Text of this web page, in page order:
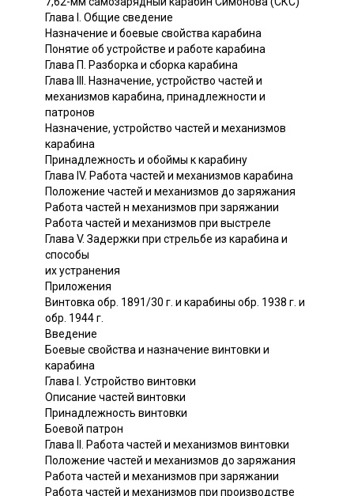
Глава I. Общие сведение
Назначение и боевые свойства карабина
Понятие об устройстве и работе карабина
Глава П. Разборка и сборка карабина
Глава III. Назначение, устройство частей и
механизмов карабина, принадлежности и
патронов
Назначение, устройство частей и механизмов
карабина
Принадлежность и обоймы к карабину
Глава IV. Работа частей и механизмов карабина
Положение частей и механизмов до заряжания
Работа частей н механизмов при заряжании
Работа частей и механизмов при выстреле
Глава V. Задержки при стрельбе из карабина и
способы
их устранения
Приложения
Винтовка обр. 1891/30 г. и карабины обр. 1938 г. и
обр. 1944 г.
Введение
Боевые свойства и назначение винтовки и
карабина
Глава I. Устройство винтовки
Описание частей винтовки
Принадлежность винтовки
Боевой патрон
Глава II. Работа частей и механизмов винтовки
Положение частей и механизмов до заряжания
Работа частей и механизмов при заряжании
Работа частей и механизмов при производстве